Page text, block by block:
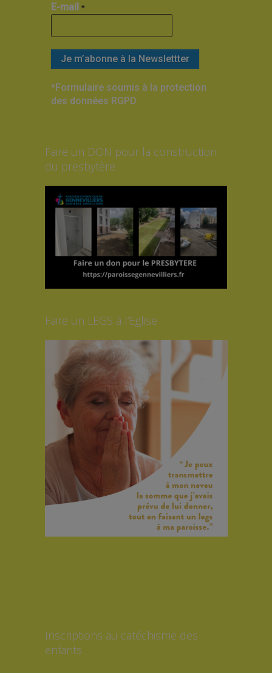
E-mail *
*Formulaire soumis à la protection
des données RGPD
Faire un DON pour la construction
du presbytère
Faire un LEGS à l’Eglise
Inscriptions au catéchisme des
enfants